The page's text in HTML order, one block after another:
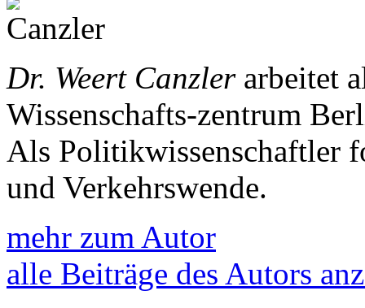
Dr. Weert Canzlerarbeitet
Wissenschafts-zentrum
Als Politikwissenschaftler
und Verkehrswende.
mehr zum Autor
alle Beiträge des Autors